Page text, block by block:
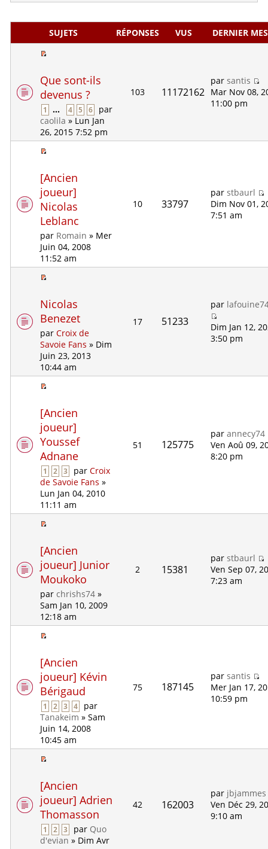
SUJETS RÉPONSES VUS DERNIER
Que sont-ils
devenus ?
1 ... 4 5 6
par
caolila » Lun Jan
26, 2015 7:52 pm
103 11172162
parsantis
Mar Nov 08,
11:00 pm
[Ancien
joueur]
Nicolas
Leblanc
par Romain » Mer
Juin 04, 2008
11:52 am
10 33797
parstbaurl
Dim Nov 01,
7:51 am
Nicolas
Benezet
parCroix de
Savoie Fans » Dim
Juin 23, 2013
10:44 am
17 51233
par
Dim Jan 12,
3:50 pm
[Ancien
joueur]
Youssef
Adnane
1 2 3 parCroix
de Savoie Fans »
Lun Jan 04, 2010
11:11 am
51 125775
parannecy74
Ven Aoû 09,
8:20 pm
[Ancien
joueur] Junior
Moukoko
par chrishs74 »
Sam Jan 10, 2009
12:18 am
2 15381
parstbaurl
Ven Sep 07,
7:23 am
[Ancien
joueur] Kévin
Bérigaud
1 2 3 4
par
Tanakeim » Sam
Juin 14, 2008
10:45 am
75 187145
parsantis
Mer Jan 17,
10:59 pm
[Ancien
joueur] Adrien
Thomasson
1 2 3 par Quo
d'evian » Dim Avr
42 162003
par jbjammes
Ven Déc 29,
9:10 am